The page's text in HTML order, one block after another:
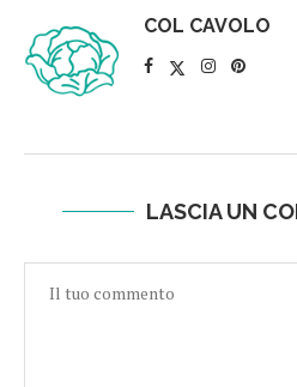
COL CAVOLO
LASCIA UN